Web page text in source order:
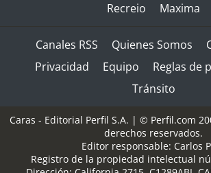
Recreio
Maxima
Canales RSS Quienes Somos
Privacidad
Equipo
Reglas de
Tránsito
Caras - Editorial Perfil S.A. | © Perfil.com
derechos reservados.
Editor responsable: Carlos
Registro de la propiedad intelectual